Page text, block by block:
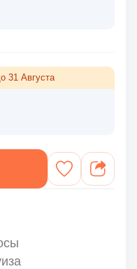
31 Августа